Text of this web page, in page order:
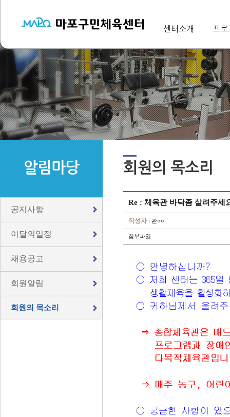
센터소개 프
알림마당
공지사항
이달의일정
채용공고
회원알림
회원의 목소리
회원의 목소리
Re : 체육관 바닥좀 살려주세
작성자 : 관○○
첨부파일 :